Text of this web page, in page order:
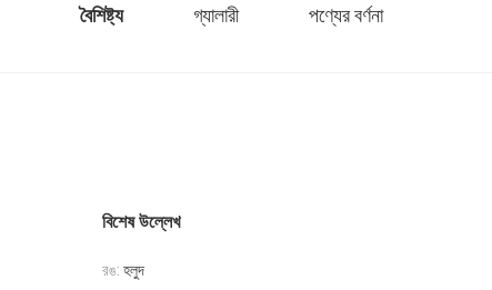
বৈশিষ্ট্য গ্যালারী পণ্যের বর্ণনা
বিশেষ উল্লেখ
রঙ: হলুদ